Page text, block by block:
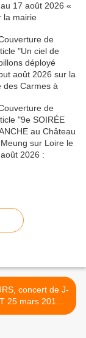
concert de J-
25 mars 2015 à
ANNULE ET